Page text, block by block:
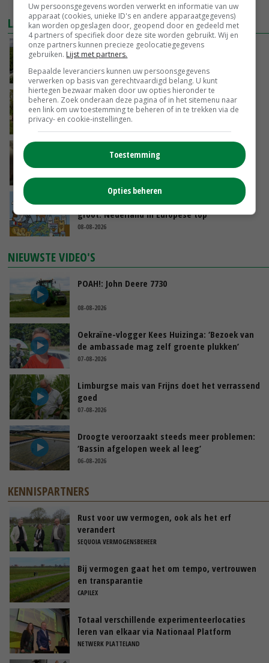
LAATSTE NIEUWS
‘Iedere keer wil je het beter doen’
VANDAAG, 10:03
Hoeve Schaffersberg: basis voor vindingrijke
verbreders
VANDAAG, 06:05
‘Samenwerking A-ware en Amalthea gaat
zorgen voor meer balans’
Internationale vraag naar geitenzuivel blijft
groot: Nederland in Europese top
08-08-2026
NIEUWSTE VIDEO'S
POAH!: John Deere 7730
08-08-2026
Oekraïne-vlogger Kees Huizinga: ‘Bezoek van
de ambassade mag zelf groente plukken’
07-08-2026
Limburgse mais van Frijns doet het verrassend
goed
07-08-2026
Droogte veroorzaakt steeds meer problemen:
‘Bassin afgelopen week al leeg’
06-08-2026
KENNISPARTNERS
Rust voor uw vermogen, ook als het erf
verandert
SEQUOIA VERMOGENSBEHEER
Bij vermogen gaat het om tempo, vertrouwen
en transparantie
CAPILEX
Totaal verschillende experimenteerlocaties
leren van elkaar via Nationaal Platform
NETWERK PLATTELAND
Uw persoonsgegevens worden verwerkt en informatie van uw
apparaat (cookies, unieke ID's en andere apparaatgegevens)
kan worden opgeslagen door, geopend door en gedeeld met
4 partners of specifiek door deze site worden gebruikt. Wij en
onze partners kunnen precieze geolocatiegegevens
gebruiken. Lijst met partners.
Bepaalde leveranciers kunnen uw persoonsgegevens
verwerken op basis van gerechtvaardigd belang. U kunt
hiertegen bezwaar maken door uw opties hieronder te
beheren. Zoek onderaan deze pagina of in het sitemenu naar
een link om uw toestemming te beheren of in te trekken via de
privacy- en cookie-instellingen.
Toestemming
Opties beheren